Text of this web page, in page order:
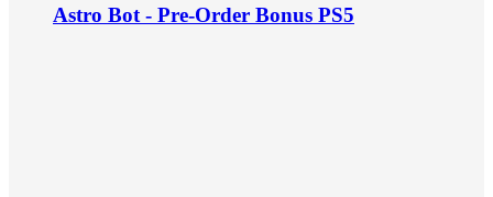
Astro Bot - Pre-Order Bonus PS5